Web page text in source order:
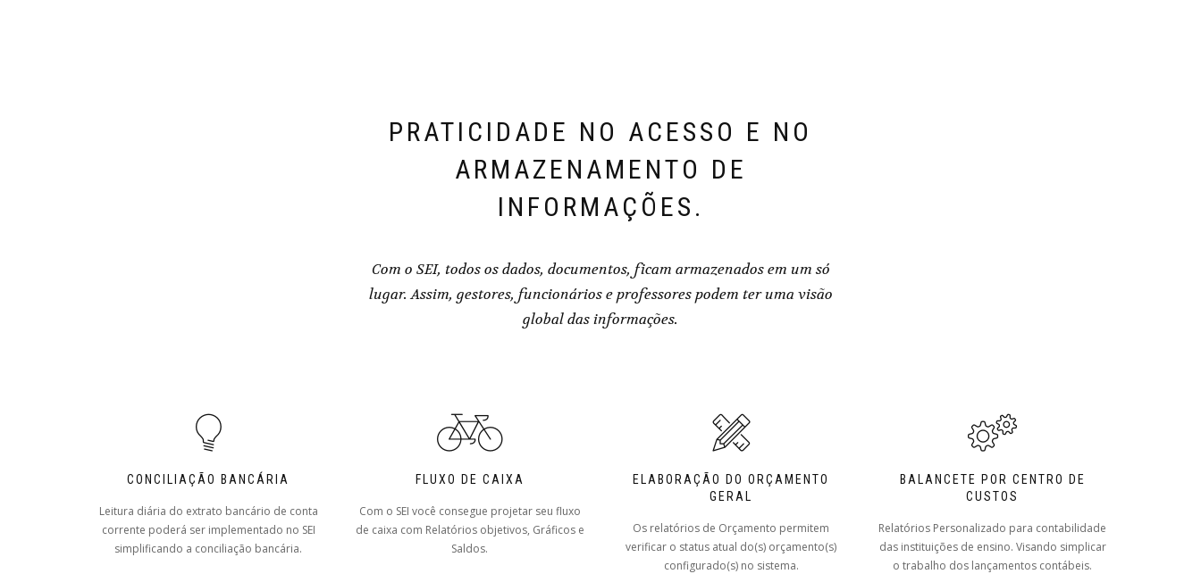
PRATICIDADE NO ACESSO E NO
ARMAZENAMENTO DE
INFORMAÇÕES.
Com o SEI, todos os dados, documentos, ficam armazenados em um só
lugar. Assim, gestores, funcionários e professores podem ter uma visão
global das informações.
CONCILIAÇÃO BANCÁRIA
Leitura diária do extrato bancário de conta
corrente poderá ser implementado no SEI
simplificando a conciliação bancária.
FLUXO DE CAIXA
Com o SEI você consegue projetar seu fluxo
de caixa com Relatórios objetivos, Gráficos e
Saldos.
ELABORAÇÃO DO ORÇAMENTO
GERAL
Os relatórios de Orçamento permitem
verificar o status atual do(s) orçamento(s)
configurado(s) no sistema.
BALANCETE POR CENTRO DE
CUSTOS
Relatórios Personalizado para contabilidade
das instituições de ensino. Visando simplicar
o trabalho dos lançamentos contábeis.